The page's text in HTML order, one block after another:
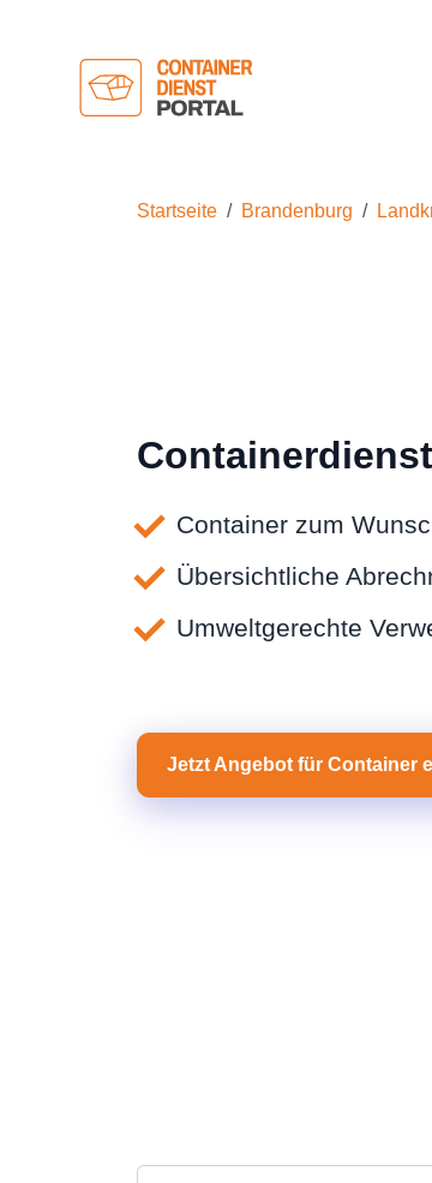
Startseite Brandenburg
Container zum
Übersichtliche
Umweltgerechte
Jetzt Angebot für Container